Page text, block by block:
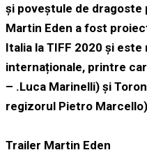
și poveștule de
Martin Eden a fost
Italia la TIFF 2020 și
internaționale, printre
– .Luca Marinelli) și
regizorul Pietro
Trailer Martin Eden